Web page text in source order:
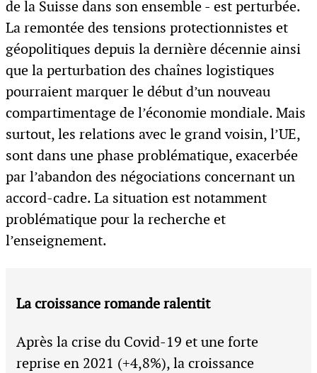
de la Suisse dans son ensemble - est perturbée.
La remontée des tensions protectionnistes et
géopolitiques depuis la dernière décennie ainsi
que la perturbation des chaînes logistiques
pourraient marquer le début d’un nouveau
compartimentage de l’économie mondiale. Mais
surtout, les relations avec le grand voisin, l’UE,
sont dans une phase problématique, exacerbée
par l’abandon des négociations concernant un
accord-cadre. La situation est notamment
problématique pour la recherche et
l’enseignement.
La croissance romande ralentit
Après la crise du Covid-19 et une forte
reprise en 2021 (+4,8%), la croissance